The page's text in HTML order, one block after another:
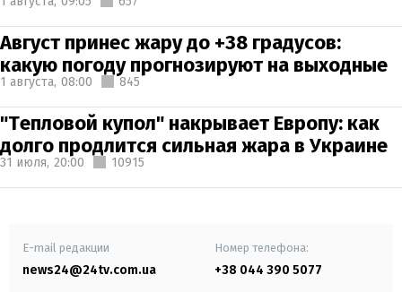
Август принес жару до +38 градусов:
какую погоду прогнозируют на выходные
1 августа, 08:00 845
"Тепловой купол" накрывает Европу: как
долго продлится сильная жара в Украине
31 июля, 20:00 10915
E-mail редакции
news24@24tv.com.ua
Номер телефона:
+38 044 390 5077